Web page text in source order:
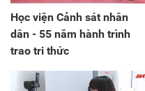
Học viện Cảnh sát nhân
dân - 55 năm hành trình
trao tri thức